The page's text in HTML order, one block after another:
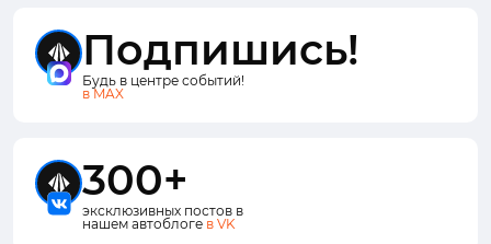
Подпишись!
Будь в центре событий!
в MAX
300+
эксклюзивных постов в
нашем автоблоге в VK